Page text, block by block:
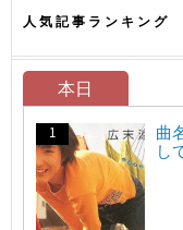
人気記事ランキング
本日
曲
し